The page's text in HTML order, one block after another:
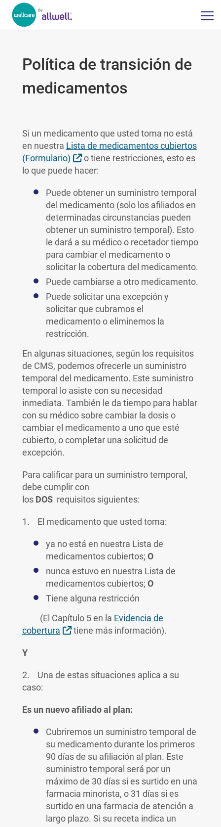
Política de transición de
medicamentos
Si un medicamento que usted toma no está
en nuestra Lista de medicamentos cubiertos
(Formulario)
Sitio Externo
o tiene restricciones, esto es
lo que puede hacer:
Puede obtener un suministro temporal
del medicamento (solo los afiliados en
determinadas circunstancias pueden
obtener un suministro temporal). Esto
le dará a su médico o recetador tiempo
para cambiar el medicamento o
solicitar la cobertura del medicamento.
Puede cambiarse a otro medicamento.
Puede solicitar una excepción y
solicitar que cubramos el
medicamento o eliminemos la
restricción.
En algunas situaciones, según los requisitos
de CMS, podemos ofrecerle un suministro
temporal del medicamento. Este suministro
temporal lo asiste con su necesidad
inmediata. También le da tiempo para hablar
con su médico sobre cambiar la dosis o
cambiar el medicamento a uno que esté
cubierto, o completar una solicitud de
excepción.
Para calificar para un suministro temporal,
debe cumplir con
los DOS requisitos siguientes:
1. El medicamento que usted toma:
ya no está en nuestra Lista de
medicamentos cubiertos; O
nunca estuvo en nuestra Lista de
medicamentos cubiertos; O
Tiene alguna restricción
(El Capítulo 5 en la Evidencia de
cobertura
Sitio Externo
tiene más información).
Y
2. Una de estas situaciones aplica a su
caso:
Es un nuevo afiliado al plan:
Cubriremos un suministro temporal de
su medicamento durante los primeros
90 días de su afiliación al plan. Este
suministro temporal será por un
máximo de 30 días si es surtido en una
farmacia minorista, o 31 días si es
surtido en una farmacia de atención a
largo plazo. Si su receta indica un